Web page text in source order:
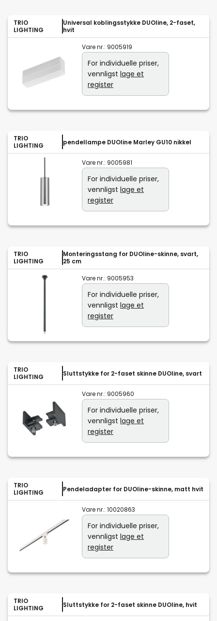
TRIO
LIGHTING
Universal koblingsstykke DUOline, 2-faset,
hvit
Vare nr.: 9005919
For individuelle priser,
vennligst lage et
register
TRIO
LIGHTING
pendellampe DUOline Marley GU10 nikkel
Vare nr.: 9005981
For individuelle priser,
vennligst lage et
register
TRIO
LIGHTING
Monteringsstang for DUOline-skinne, svart,
25 cm
Vare nr.: 9005953
For individuelle priser,
vennligst lage et
register
TRIO
LIGHTING
Sluttstykke for 2-faset skinne DUOline, svart
Vare nr.: 9005960
For individuelle priser,
vennligst lage et
register
TRIO
LIGHTING
Pendeladapter for DUOline-skinne, matt hvit
Vare nr.: 10020863
For individuelle priser,
vennligst lage et
register
TRIO
LIGHTING
Sluttstykke for 2-faset skinne DUOline, hvit